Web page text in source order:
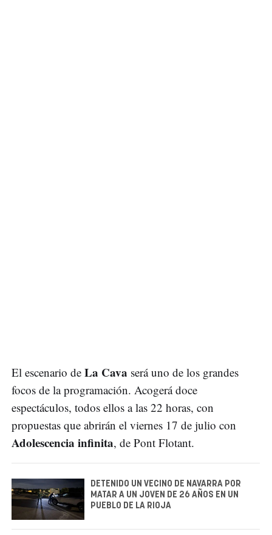
El escenario de La Cava será uno de los grandes
focos de la programación. Acogerá doce
espectáculos, todos ellos a las 22 horas, con
propuestas que abrirán el viernes 17 de julio con
Adolescencia infinita, de Pont Flotant.
DETENIDO UN VECINO DE NAVARRA POR
MATAR A UN JOVEN DE 26 AÑOS EN UN
PUEBLO DE LA RIOJA